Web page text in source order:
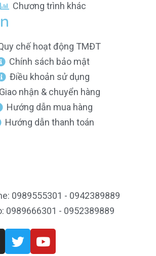
Chương trình khác
chế hoạt động TMĐT
Chính sách bảo mật
Điều khoản sử dụng
Giao nhận & chuyển hàng
Hướng dẫn mua hàng
Hướng dẫn thanh toán
0989555301 - 0942389889
0989666301 - 0952389889